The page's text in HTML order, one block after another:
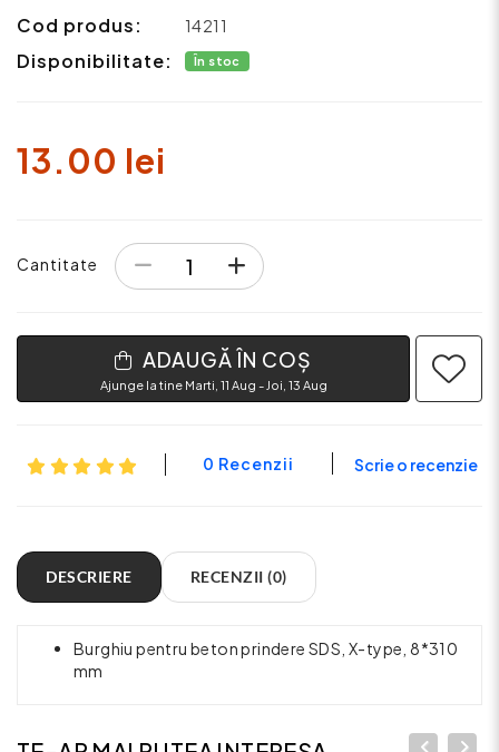
Cod produs: 14211
Disponibilitate: În stoc
13.00 lei
Cantitate
ADAUGĂ ÎN COȘ
Ajunge la tine Marti, 11 Aug - Joi, 13 Aug
0 Recenzii Scrie o recenzie
DESCRIERE RECENZII (0)
Burghiu pentru beton prindere SDS, X-type, 8*310
mm